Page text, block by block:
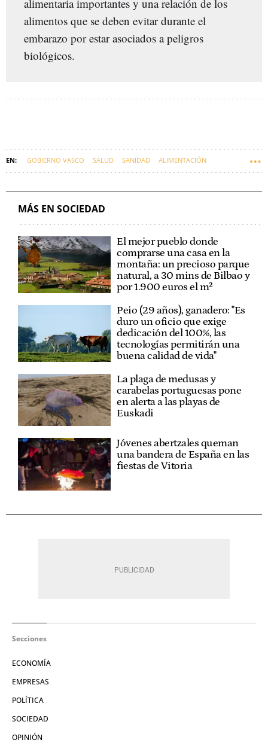
alimentaria importantes y una relación de los
alimentos que se deben evitar durante el
embarazo por estar asociados a peligros
biológicos.
GOBIERNO VASCO SALUD SANIDAD ALIMENTACIÓN
MÁS EN SOCIEDAD
El mejor pueblo donde
comprarse una casa en la
montaña: un precioso parque
natural, a 30 mins de Bilbao y
por 1.900 euros el m²
Peio (29 años), ganadero: "Es
duro un oficio que exige
dedicación del 100%, las
tecnologías permitirán una
buena calidad de vida"
La plaga de medusas y
carabelas portuguesas pone
en alerta a las playas de
Euskadi
Jóvenes abertzales queman
una bandera de España en las
fiestas de Vitoria
Secciones
ECONOMÍA
EMPRESAS
POLÍTICA
SOCIEDAD
OPINIÓN